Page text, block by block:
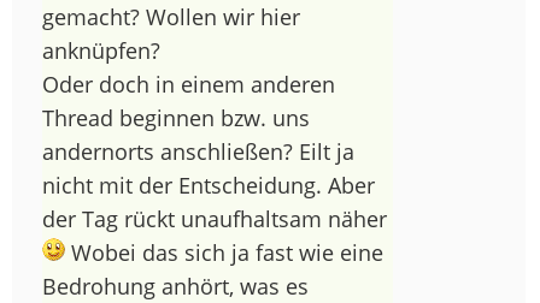
gemacht? Wollen wir hier
anknüpfen?
Oder doch in einem anderen
Thread beginnen bzw. uns
andernorts anschließen? Eilt ja
nicht mit der Entscheidung. Aber
der Tag rückt unaufhaltsam näher
Wobei das sich ja fast wie eine
Bedrohung anhört, was es